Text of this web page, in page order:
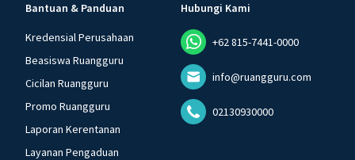
Bantuan & Panduan
Kredensial Perusahaan
Beasiswa Ruangguru
Cicilan Ruangguru
Promo Ruangguru
Laporan Kerentanan
Layanan Pengaduan
Hubungi Kami
+62 815-7441-0000
info@ruangguru.com
02130930000